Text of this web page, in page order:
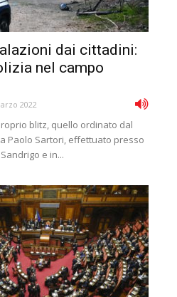
dai cittadini:
nel campo
2022
blitz, quello ordinato dal
Paolo Sartori, effettuato presso
e in...